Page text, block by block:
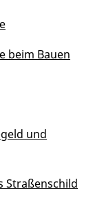
beim Bauen
und
Straßenschild